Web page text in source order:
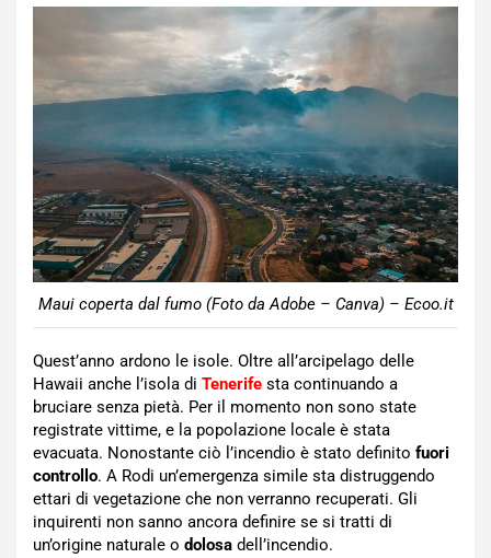
Maui coperta dal fumo (Foto da Adobe – Canva) – Ecoo.it
Quest’anno ardono le isole. Oltre all’arcipelago delle
Hawaii anche l’isola di Tenerife sta continuando a
bruciare senza pietà. Per il momento non sono state
registrate vittime, e la popolazione locale è stata
evacuata. Nonostante ciò l’incendio è stato definito fuori
controllo. A Rodi un’emergenza simile sta distruggendo
ettari di vegetazione che non verranno recuperati. Gli
inquirenti non sanno ancora definire se si tratti di
un’origine naturale o dolosa dell’incendio.